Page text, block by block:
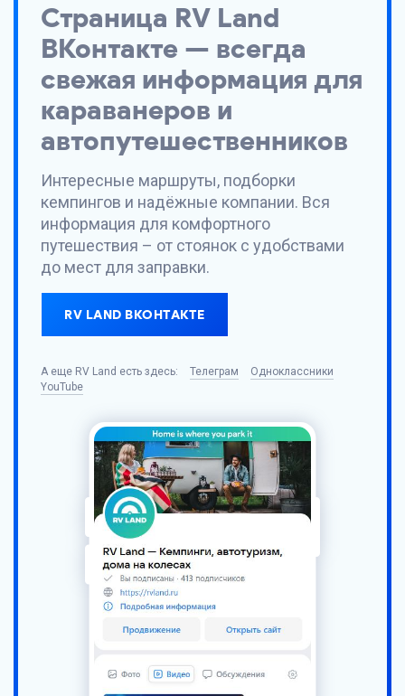
Страница RV Land
ВКонтакте — всегда
свежая информация для
караванеров и
автопутешественников
Интересные маршруты, подборки
кемпингов и надёжные компании. Вся
информация для комфортного
путешествия – от стоянок с удобствами
до мест для заправки.
RV LAND ВКОНТАКТЕ
А еще RV Land есть здесь: Телеграм
Одноклассники
YouTube